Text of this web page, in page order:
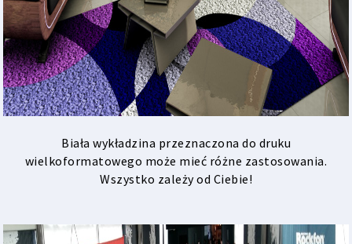
Biała wykładzina przeznaczona do druku
wielkoformatowego może mieć różne zastosowania.
Wszystko zależy od Ciebie!